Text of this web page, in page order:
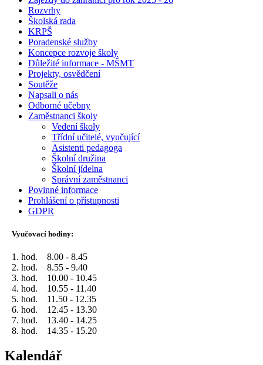
Rozvrhy
Školská rada
KRPŠ
Poradenské služby
Koncepce rozvoje školy
Důležité informace - MŠMT
Projekty, osvědčení
Soutěže
Napsali o nás
Odborné učebny
Zaměstnanci školy
Vedení školy
Třídní učitelé, vyučující
Asistenti pedagoga
Školní družina
Školní jídelna
Správní zaměstnanci
Povinné informace
Prohlášení o přístupnosti
GDPR
Vyučovací hodiny:
1. hod. 8.00 - 8.45
2. hod. 8.55 - 9.40
3. hod. 10.00 - 10.45
4. hod. 10.55 - 11.40
5. hod. 11.50 - 12.35
6. hod. 12.45 - 13.30
7. hod. 13.40 - 14.25
8. hod. 14.35 - 15.20
Kalendář